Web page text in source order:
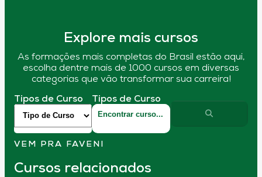
Explore mais cursos
As formações mais completas do Brasil estão aqui,
escolha dentre mais de 1000 cursos em diversas
categorias que vão transformar sua carreira!
Tipos de Curso Tipos de Curso
VEM PRA FAVENI
Cursos relacionados